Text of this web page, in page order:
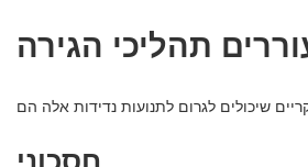
תהליכי הגירה